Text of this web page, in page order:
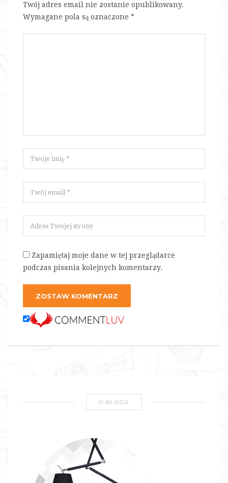
Twój adres email nie zostanie opublikowany.
Wymagane pola są oznaczone *
Zapamiętaj moje dane w tej przeglądarce
podczas pisania kolejnych komentarzy.
ZOSTAW KOMENTARZ
O BLOGU